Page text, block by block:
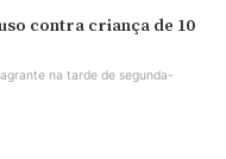
contra criança de 10
na tarde de segunda-